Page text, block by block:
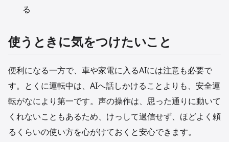
る
使うときに気をつけたいこと
便利になる一方で、車や家電に入るAIには注意も必要で
す。とくに運転中は、AIへ話しかけることよりも、安全運
転がなにより第一です。声の操作は、思った通りに動いて
くれないこともあるため、けっして過信せず、ほどよく頼
るくらいの使い方を心がけておくと安心できます。